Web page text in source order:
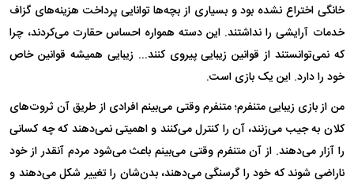
خانگی اختراع نشده بود و بسیاری از بچه‌ها توانایی پرداخت هزینه‌های گزاف
خدمات آرایشی را نداشتند. این دسته همواره احساس حقارت می‌کردند، چرا
که نمی‌توانستند از قوانین زیبایی پیروی کنند... زیبایی همیشه قوانین خاص
خود را دارد. این یک بازی است.
من از بازی زیبایی متنفرم؛ متنفرم وقتی می‌بینم افرادی از طریق آن ثروت‌های
کلان به جیب می‌زنند، آن را کنترل می‌کنند و اهمیتی نمی‌دهند که چه کسانی
را آزار می‌دهند. از آن متنفرم وقتی می‌بینم باعث می‌شود مردم آنقدر از خود
ناراضی شوند که خود را گرسنگی می‌دهند، بدن‌شان را تغییر شکل می‌دهند و